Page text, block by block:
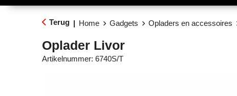
Terug | Home Gadgets Opladers en accessoires
Oplader Livor
Artikelnummer: 6740S/T